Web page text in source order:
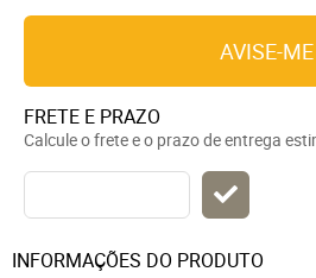
AVISE-ME
FRETE E PRAZO
Calcule o frete e o prazo de entrega
INFORMAÇÕES DO PRODUTO